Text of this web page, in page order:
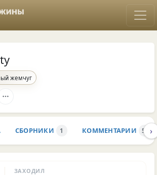
жемчуг
СБОРНИКИ 1 КОММЕНТАРИИ 574
›
ЗАХОДИЛ